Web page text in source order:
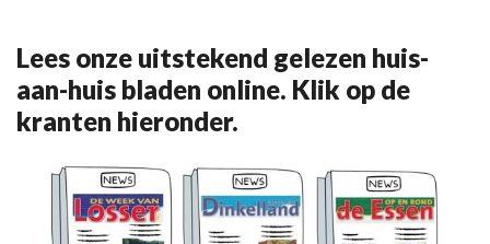
Lees onze uitstekend gelezen huis-
aan-huis bladen online. Klik op de
kranten hieronder.